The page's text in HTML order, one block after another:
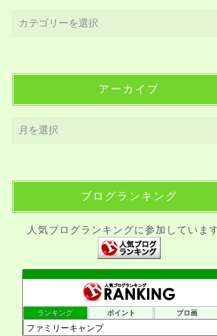
アーカイブ
ブログランキング
人気ブログランキングに参加しています
ランキング ポイント ブロ画